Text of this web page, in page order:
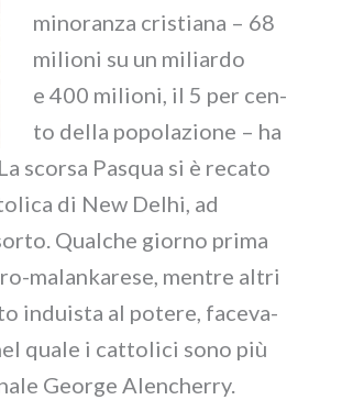
mino­ran­za cri­stia­na – 68
milio­ni su un miliar­do
e 400 milio­ni, il 5 per cen­
to del­la popo­la­zio­ne – ha
scor­sa Pasqua si è reca­to
di New Delhi, ad
Qualche gior­no pri­ma
malankarese, men­tre altri
indui­sta al pote­re, face­va­
qua­le i cat­to­li­ci sono più
George Alencherry.